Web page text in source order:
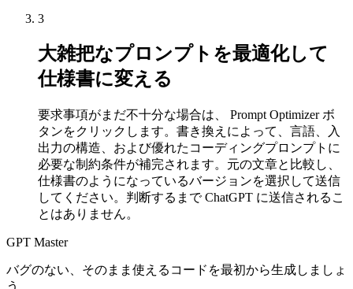
3
大雑把なプロンプトを最適化して
仕様書に変える
要求事項がまだ不十分な場合は、 Prompt Optimizer ボ
タンをクリックします。書き換えによって、言語、入
出力の構造、および優れたコーディングプロンプトに
必要な制約条件が補完されます。元の文章と比較し、
仕様書のようになっているバージョンを選択して送信
してください。判断するまで ChatGPT に送信されるこ
とはありません。
GPT Master
バグのない、そのまま使えるコードを最初から生成しましょ